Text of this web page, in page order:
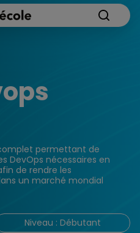
permettant de
DevOps nécessaires en
de rendre les
un marché mondial
Niveau : Débutant